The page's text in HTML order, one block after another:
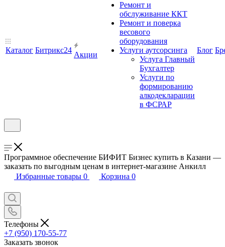
Каталог Битрикс24
Акции
Ремонт и
обслуживание ККТ
Ремонт и поверка
весового
оборудования
Услуги аутсорсинга
Услуга Главный
Бухгалтер
Услуги по
формированию
алкодекларации
в ФСРАР
Блог
Программное обеспечение БИФИТ Бизнес купить в Казани —
заказать по выгодным ценам в интернет-магазине Анкилл
Избранные товары 0 Корзина 0
Телефоны
+7 (950) 170-55-77
Заказать звонок